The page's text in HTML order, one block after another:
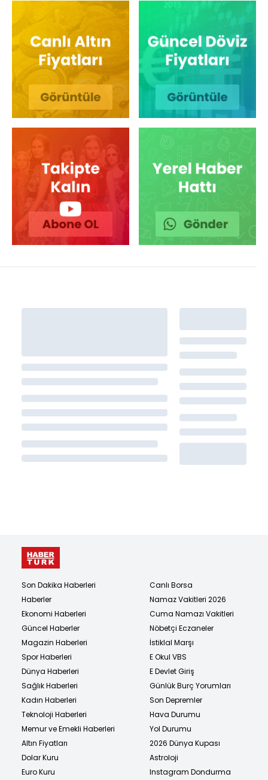
Son Dakika Haberleri
Haberler
Ekonomi Haberleri
Güncel Haberler
Magazin Haberleri
Spor Haberleri
Dünya Haberleri
Sağlık Haberleri
Kadın Haberleri
Teknoloji Haberleri
Memur ve Emekli Haberleri
Altın Fiyatları
Dolar Kuru
Euro Kuru
Canlı Borsa
Namaz Vakitleri 2026
Cuma Namazı Vakitleri
Nöbetçi Eczaneler
İstiklal Marşı
E Okul VBS
E Devlet Giriş
Günlük Burç Yorumları
Son Depremler
Hava Durumu
Yol Durumu
2026 Dünya Kupası
Astroloji
Instagram Dondurma